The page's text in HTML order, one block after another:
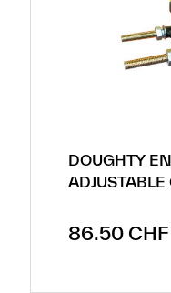
DOUGHTY
Prix régulier :
86.50 CHF